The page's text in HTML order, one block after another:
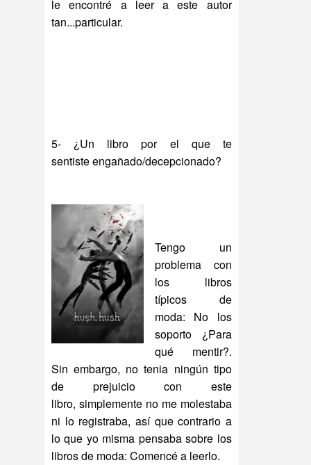
le encontré a leer a este autor
tan...particular.
5- ¿Un libro por el que te
sentiste engañado/decepcionado?
Tengo un
problema con
los libros
típicos de
moda: No los
soporto ¿Para
qué mentir?.
Sin embargo, no tenia ningún tipo
de prejuicio con este
libro, simplemente no me molestaba
ni lo registraba, así que contrario a
lo que yo misma pensaba sobre los
libros de moda: Comencé a leerlo.